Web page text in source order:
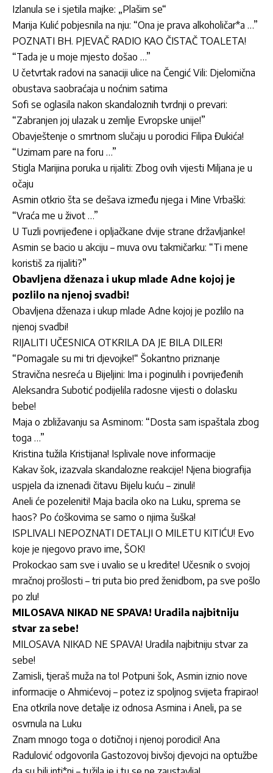
Izlanula se i sjetila majke: „Plašim se“
Marija Kulić pobjesnila na nju: “Ona je prava alkoholičar*a …”
POZNATI BH. PJEVAČ RADIO KAO ČISTAČ TOALETA!
“Tada je u moje mjesto došao …”
U četvrtak radovi na sanaciji ulice na Čengić Vili: Djelomična
obustava saobraćaja u noćnim satima
Sofi se oglasila nakon skandaloznih tvrdnji o prevari:
“Zabranjen joj ulazak u zemlje Evropske unije!”
Obavještenje o smrtnom slučaju u porodici Filipa Đukića!
“Uzimam pare na foru …”
Stigla Marijina poruka u rijaliti: Zbog ovih vijesti Miljana je u
očaju
Asmin otkrio šta se dešava između njega i Mine Vrbaški:
“Vraća me u život …”
U Tuzli povrijeđene i opljačkane dvije strane državljanke!
Asmin se bacio u akciju – muva ovu takmičarku: “Ti mene
koristiš za rijaliti?”
Obavljena dženaza i ukup mlade Adne kojoj je
pozlilo na njenoj svadbi!
Obavljena dženaza i ukup mlade Adne kojoj je pozlilo na
njenoj svadbi!
RIJALITI UČESNICA OTKRILA DA JE BILA DILER!
“Pomagale su mi tri djevojke!“ Šokantno priznanje
Stravična nesreća u Bijeljini: Ima i poginulih i povrijeđenih
Aleksandra Subotić podijelila radosne vijesti o dolasku
bebe!
Maja o zbližavanju sa Asminom: “Dosta sam ispaštala zbog
toga …”
Kristina tužila Kristijana! Isplivale nove informacije
Kakav šok, izazvala skandalozne reakcije! Njena biografija
uspjela da iznenadi čitavu Bijelu kuću – zinuli!
Aneli će pozeleniti! Maja bacila oko na Luku, sprema se
haos? Po ćoškovima se samo o njima šuška!
ISPLIVALI NEPOZNATI DETALJI O MILETU KITIĆU! Evo
koje je njegovo pravo ime, ŠOK!
Prokockao sam sve i uvalio se u kredite! Učesnik o svojoj
mračnoj prošlosti – tri puta bio pred ženidbom, pa sve pošlo
po zlu!
MILOSAVA NIKAD NE SPAVA! Uradila najbitniju
stvar za sebe!
MILOSAVA NIKAD NE SPAVA! Uradila najbitniju stvar za
sebe!
Zamisli, tjeraš muža na to! Potpuni šok, Asmin iznio nove
informacije o Ahmićevoj – potez iz spoljnog svijeta frapirao!
Ena otkrila nove detalje iz odnosa Asmina i Aneli, pa se
osvrnula na Luku
Znam mnogo toga o dotičnoj i njenoj porodici! Ana
Radulović odgovorila Gastozovoj bivšoj djevojci na optužbe